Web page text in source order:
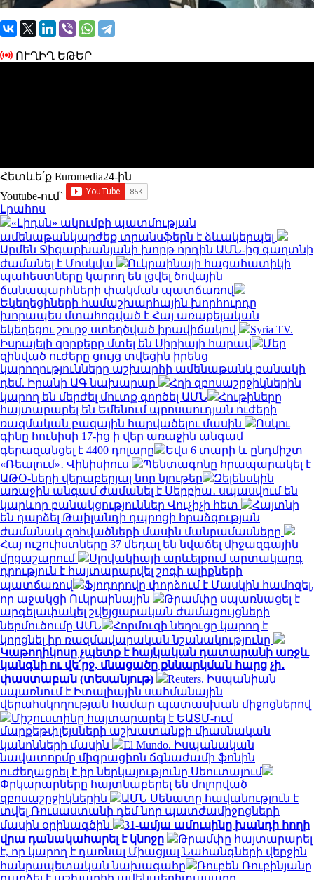
ՈՒՂԻՂ ԵԹԵՐ
Հետևե՛ք Euromedia24-ին
Youtube-ում`
Լրահոս
«Լիդսն» ակումբի պատմության
ամենաթանկարժեք տրանսֆերն է ձևակերպել
Արմեն Ջիգարխանյանի խորթ որդին ԱՄՆ-ից գաղտնի
ժամանել է Մոսկվա
Ուկրաինայի հացահատիկի
պահեստները կարող են լցվել ծովային
ճանապարհների փակման պատճառով
Եկեղեցիների համաշխարհային խորհուրդը
խորապես մտահոգված է Հայ առաքելական
եկեղեցու շուրջ ստեղծված իրավիճակով
Syria TV.
Իսրայելի զորքերը մտել են Սիրիայի հարավ
Մեր
զինված ուժերը ցույց տվեցին իրենց
կարողությունները աշխարհի ամենաթանկ բանակի
դեմ. Իրանի ԱԳ նախարար
Հղի զբոսաշրջիկներին
կարող են մերժել մուտք գործել ԱՄՆ
Հութիները
հայտարարել են Եմենում պրոսաուդյան ուժերի
ռազմական բազային հարվածելու մասին
Ոսկու
գինը հունիսի 17-ից ի վեր առաջին անգամ
գերազանցել է 4400 դոլարը
Եվս 6 տարի և ընդմիշտ
«Ռեալում»․ Վինիսիուս
Պենտագոնը հրապարակել է
ԱԹՕ-ների վերաբերյալ նոր նյութեր
Զելենսկին
առաջին անգամ ժամանել է Սերբիա․ սպասվում են
կարևոր բանակցություններ Վուչիչի հետ
Հայտնի
են դարձել Թաիլանդի դպրոցի հրաձգության
ժամանակ զոհվածների մասին մանրամասները
Հայ ուշուիստները 37 մեդալ են նվաճել միջազգային
մրցաշարում
Սլովակիայի արևելքում արտակարգ
դրություն է հայտարարվել շոգի ալիքների
պատճառով
Ֆյոդորովը փորձում է Մասկին համոզել,
որ աջակցի Ուկրաինային
Թրամփը սպառնացել է
արգելափակել շվեյցարական ժամացույցների
ներմուծումը ԱՄՆ
Հորմուզի նեղուցը կարող է
կորցնել իր ռազմավարական նշանակությունը
Կաթողիկոսը չպետք է հայկական դատարանի առջև
կանգնի ու վե՛րջ, մնացածը քննարկման հարց չի․
փաստաբան (տեսանյութ)
Reuters. Իսպանիան
սպառնում է Իտալիային սահմանային
վերահսկողության համար պատասխան միջոցներով
Միշուստինը հայտարարել է ԵԱՏՄ-ում
մարքեթփլեյսների աշխատանքի միասնական
կանոնների մասին
El Mundo. Իսպանական
նավատորմը միգրացիոն ճգնաժամի ֆոնին
ուժեղացրել է իր ներկայությունը Սեուտայում
Փրկարարները հայտնաբերել են մոլորված
զբոսաշրջիկներին
ԱՄՆ Սենատը հավանություն է
տվել Ռուսաստանի դեմ նոր պատժամիջոցների
մասին օրինագծին
31-ամյա ամուսինը խանդի հողի
վրա դանակահարել է կնոջը
Թրամփը հայտարարել
է, որ կարող է դառնալ Միացյալ Նահանգների վերջին
հանրապետական ​​նախագահը
Ռուբեն Ռուբինյանը